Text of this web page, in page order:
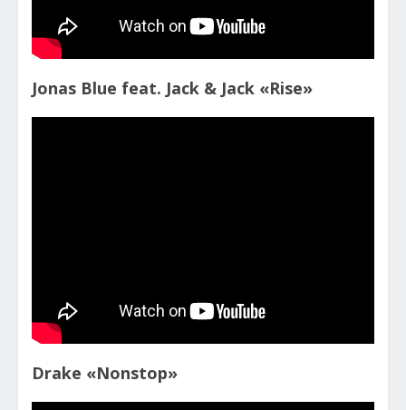
Jonas Blue feat. Jack & Jack «Rise»
Drake «Nonstop»